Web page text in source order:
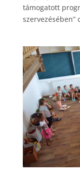
támogatott
szervezésében”